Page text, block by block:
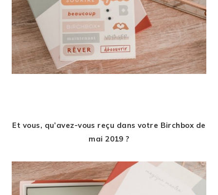
Et vous, qu’avez-vous reçu dans votre Birchbox de
mai 2019 ?